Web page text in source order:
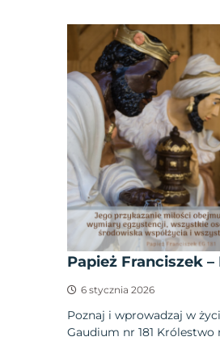
Papież Franciszek –
6 stycznia 2026
Poznaj i wprowadzaj w
Gaudium nr 181 Królestwo